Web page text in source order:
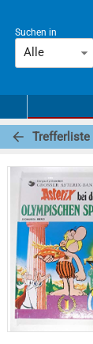
Suchen in
Alle
Trefferliste